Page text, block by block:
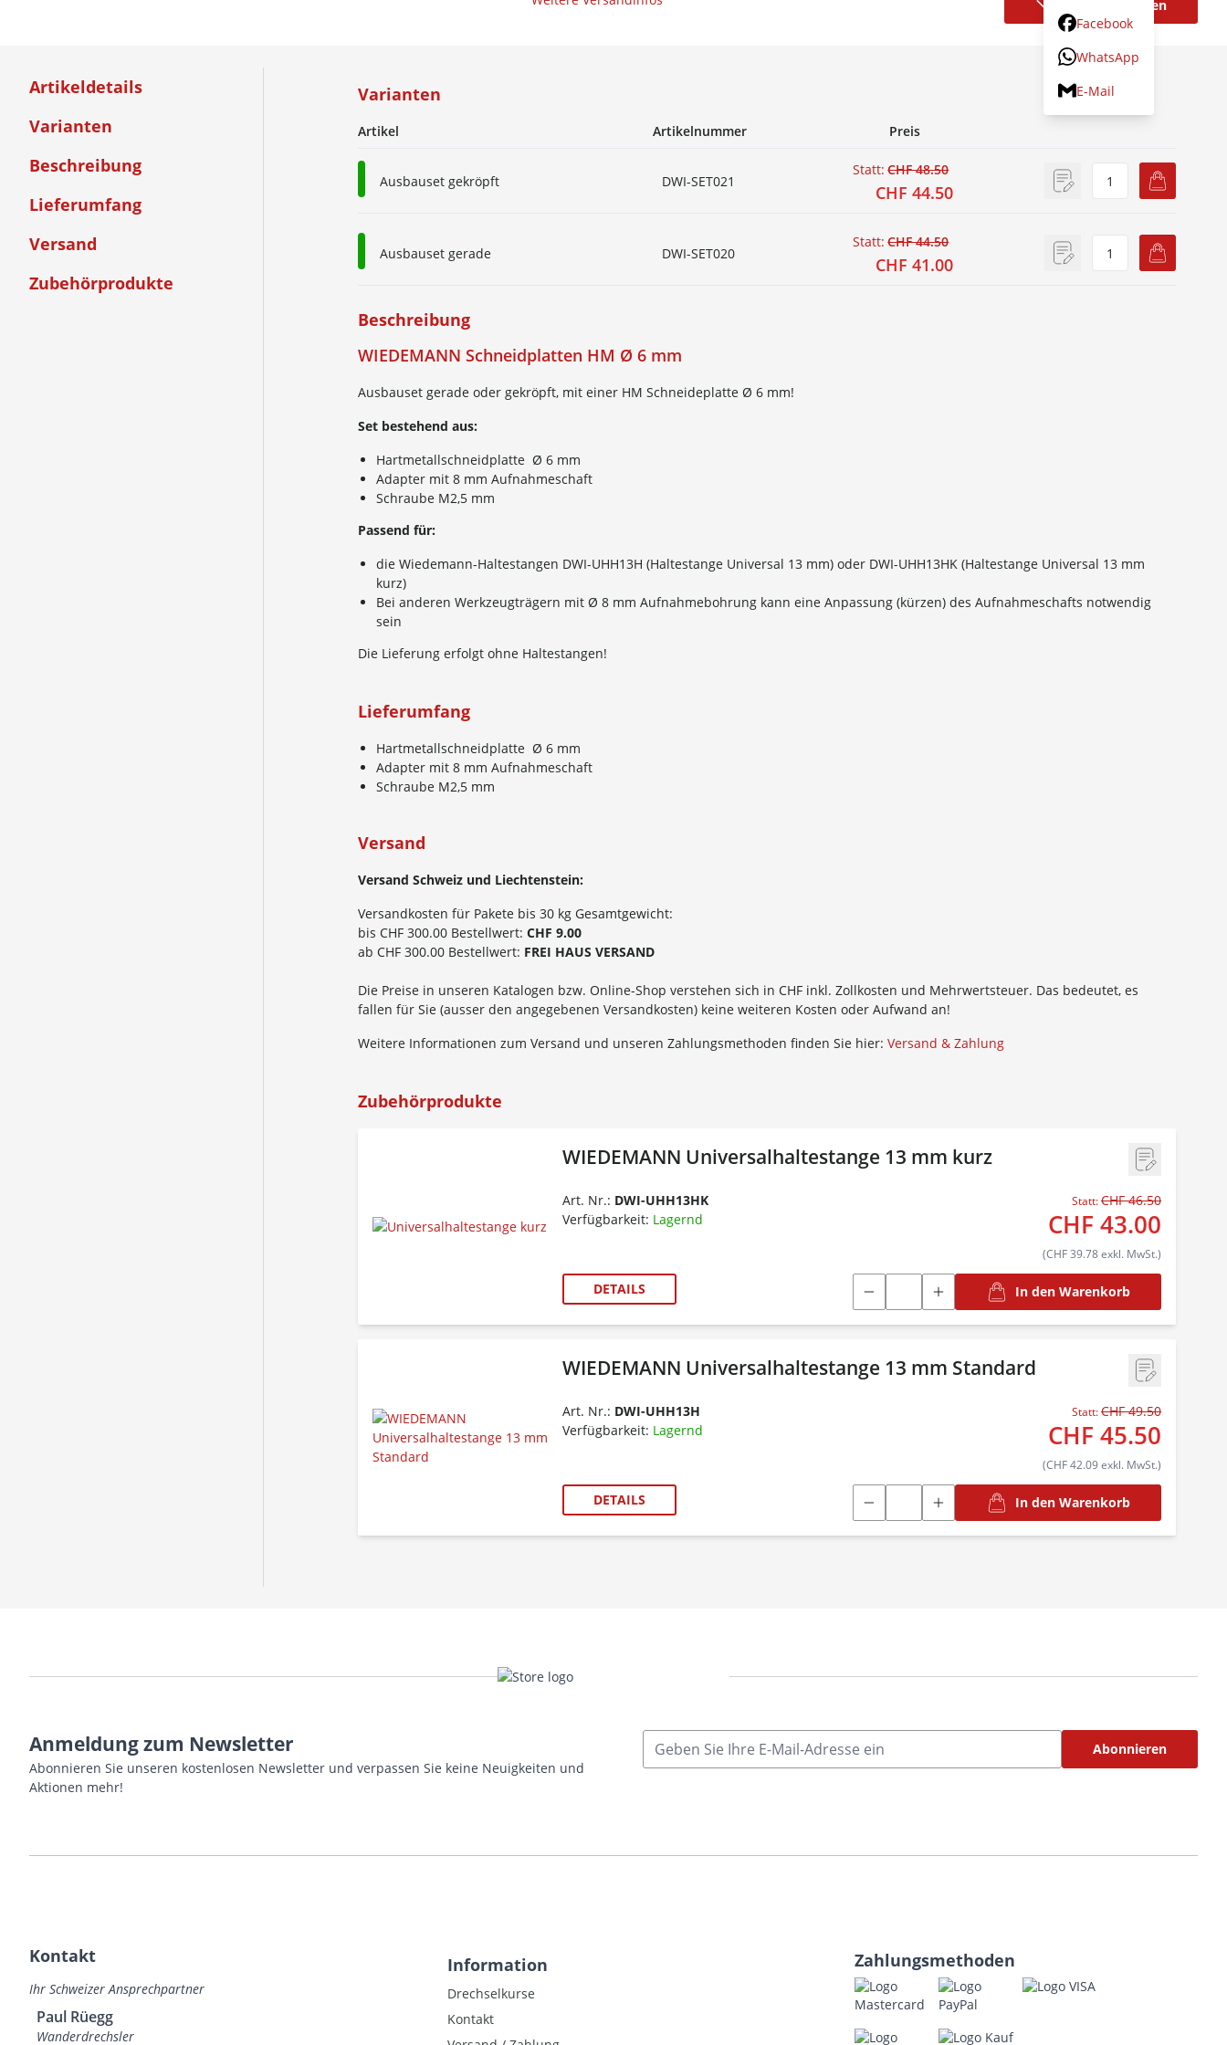
Facebook
WhatsApp
E-Mail
Variante wählen
Artikeldetails
Varianten
Beschreibung
Lieferumfang
Versand
Zubehörprodukte
Varianten
Artikel Artikelnummer Preis
Ausbauset gekröpft DWI-SET021
Statt: CHF 48.50
CHF 44.50
Ausbauset gerade DWI-SET020
Statt: CHF 44.50
CHF 41.00
Beschreibung
WIEDEMANN Schneidplatten HM Ø 6 mm
Ausbauset gerade oder gekröpft, mit einer HM Schneideplatte Ø 6 mm!
Set bestehend aus:
Hartmetallschneidplatte Ø 6 mm
Adapter mit 8 mm Aufnahmeschaft
Schraube M2,5 mm
Passend für:
die Wiedemann-Haltestangen DWI-UHH13H (Haltestange Universal 13 mm) oder DWI-UHH13HK (Haltestange Universal 13 mm
kurz)
Bei anderen Werkzeugträgern mit Ø 8 mm Aufnahmebohrung kann eine Anpassung (kürzen) des Aufnahmeschafts notwendig
sein
Die Lieferung erfolgt ohne Haltestangen!
Lieferumfang
Hartmetallschneidplatte Ø 6 mm
Adapter mit 8 mm Aufnahmeschaft
Schraube M2,5 mm
Versand
Versand Schweiz und Liechtenstein:
Versandkosten für Pakete bis 30 kg Gesamtgewicht:
bis CHF 300.00 Bestellwert: CHF 9.00
ab CHF 300.00 Bestellwert: FREI HAUS VERSAND
Die Preise in unseren Katalogen bzw. Online-Shop verstehen sich in CHF inkl. Zollkosten und Mehrwertsteuer. Das bedeutet, es
fallen für Sie (ausser den angegebenen Versandkosten) keine weiteren Kosten oder Aufwand an!
Weitere Informationen zum Versand und unseren Zahlungsmethoden finden Sie hier: Versand & Zahlung
Zubehörprodukte
WIEDEMANN Universalhaltestange 13 mm kurz
Art. Nr.: DWI-UHH13HK
Verfügbarkeit: Lagernd
Statt:CHF 46.50
CHF 43.00
(CHF 39.78 exkl. MwSt.)
DETAILS In den Warenkorb
WIEDEMANN Universalhaltestange 13 mm Standard
Art. Nr.: DWI-UHH13H
Verfügbarkeit: Lagernd
Statt:CHF 49.50
CHF 45.50
(CHF 42.09 exkl. MwSt.)
DETAILS In den Warenkorb
Anmeldung zum Newsletter
Abonnieren Sie unseren kostenlosen Newsletter und verpassen Sie keine Neuigkeiten und
Aktionen mehr!
E-Mailadresse
Abonnieren
Kontakt
Ihr Schweizer Ansprechpartner
Paul Rüegg
Wanderdrechsler
Information
Drechselkurse
Kontakt
Zahlungsmethoden